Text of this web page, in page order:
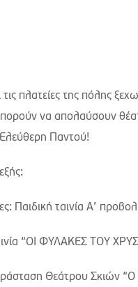
πλατείες της πόλης
να απολαύσουν
Παντού!
Παιδική ταινία Α’
“ΟΙ ΦΥΛΑΚΕΣ ΤΟΥ
Θεάτρου